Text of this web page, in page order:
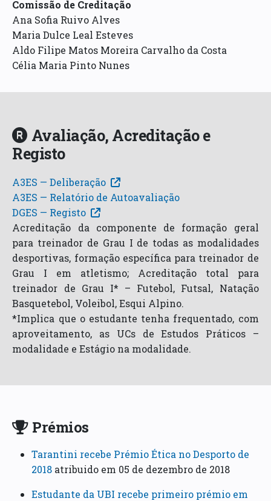
Comissão de Creditação
Ana Sofia Ruivo Alves
Maria Dulce Leal Esteves
Aldo Filipe Matos Moreira Carvalho da Costa
Célia Maria Pinto Nunes
Avaliação, Acreditação e
Registo
A3ES — Deliberação
A3ES — Relatório de Autoavaliação
DGES — Registo
Acreditação da componente de formação geral
para treinador de Grau I de todas as modalidades
desportivas, formação específica para treinador de
Grau I em atletismo; Acreditação total para
treinador de Grau I* – Futebol, Futsal, Natação
Basquetebol, Voleibol, Esqui Alpino.
*Implica que o estudante tenha frequentado, com
aproveitamento, as UCs de Estudos Práticos –
modalidade e Estágio na modalidade.
Prémios
Tarantini recebe Prémio Ética no Desporto de
2018 atribuido em 05 de dezembro de 2018
Estudante da UBI recebe primeiro prémio em